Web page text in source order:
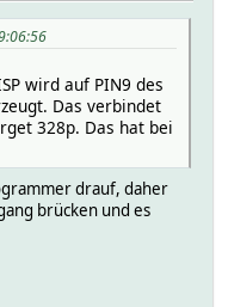
wird auf PIN9 des
Das verbindet
328p. Das hat bei
drauf, daher
brücken und es